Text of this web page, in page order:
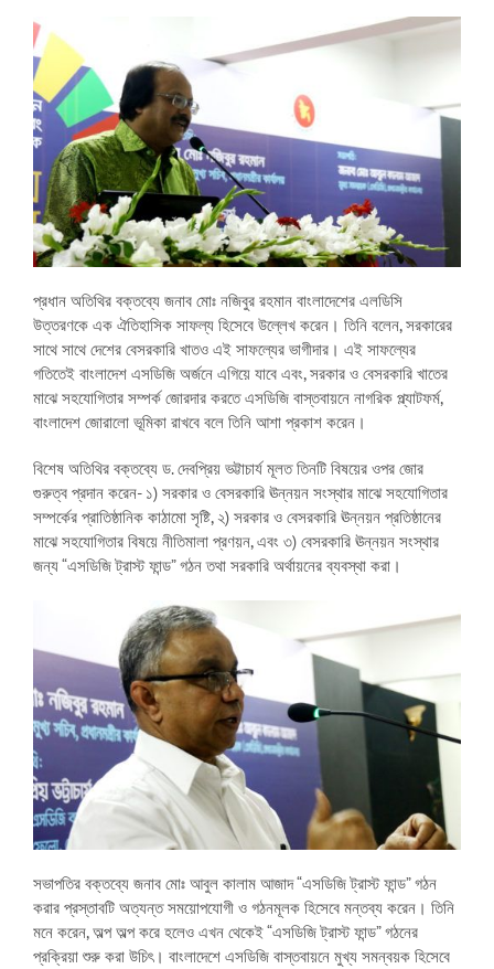
প্রধান অতিথির বক্তব্যে জনাব মোঃ নজিবুর রহমান বাংলাদেশের এলডিসি
উত্তরণকে এক ঐতিহাসিক সাফল্য হিসেবে উল্লেখ করেন। তিনি বলেন, সরকারের
সাথে সাথে দেশের বেসরকারি খাতও এই সাফল্যের ভাগীদার। এই সাফল্যের
গতিতেই বাংলাদেশ এসডিজি অর্জনে এগিয়ে যাবে এবং, সরকার ও বেসরকারি খাতের
মাঝে সহযোগিতার সম্পর্ক জোরদার করতে এসডিজি বাস্তবায়নে নাগরিক প্ল্যাটফর্ম,
বাংলাদেশ জোরালো ভূমিকা রাখবে বলে তিনি আশা প্রকাশ করেন।
বিশেষ অতিথির বক্তব্যে ড. দেবপ্রিয় ভট্টাচার্য মূলত তিনটি বিষয়ের ওপর জোর
গুরুত্ব প্রদান করেন- ১) সরকার ও বেসরকারি ঊন্নয়ন সংস্থার মাঝে সহযোগিতার
সম্পর্কের প্রাতিষ্ঠানিক কাঠামো সৃষ্টি, ২) সরকার ও বেসরকারি ঊন্নয়ন প্রতিষ্ঠানের
মাঝে সহযোগিতার বিষয়ে নীতিমালা প্রণয়ন, এবং ৩) বেসরকারি ঊন্নয়ন সংস্থার
জন্য “এসডিজি ট্রাস্ট ফান্ড” গঠন তথা সরকারি অর্থায়নের ব্যবস্থা করা।
সভাপতির বক্তব্যে জনাব মোঃ আবুল কালাম আজাদ “এসডিজি ট্রাস্ট ফান্ড” গঠন
করার প্রস্তাবটি অত্যন্ত সময়োপযোগী ও গঠনমূলক হিসেবে মন্তব্য করেন। তিনি
মনে করেন, অল্প অল্প করে হলেও এখন থেকেই “এসডিজি ট্রাস্ট ফান্ড” গঠনের
প্রক্রিয়া শুরু করা উচিৎ। বাংলাদেশে এসডিজি বাস্তবায়নে মুখ্য সমন্বয়ক হিসেবে